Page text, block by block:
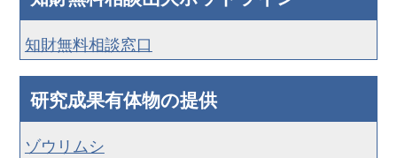
知財無料相談窓口
研究成果有体物の提供
ゾウリムシ